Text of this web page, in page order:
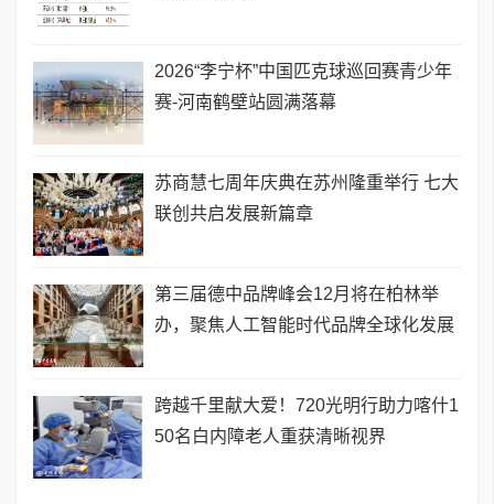
2026“李宁杯”中国匹克球巡回赛青少年
赛-河南鹤壁站圆满落幕
苏商慧七周年庆典在苏州隆重举行 七大
联创共启发展新篇章
第三届德中品牌峰会12月将在柏林举
办，聚焦人工智能时代品牌全球化发展
跨越千里献大爱！720光明行助力喀什1
50名白内障老人重获清晰视界